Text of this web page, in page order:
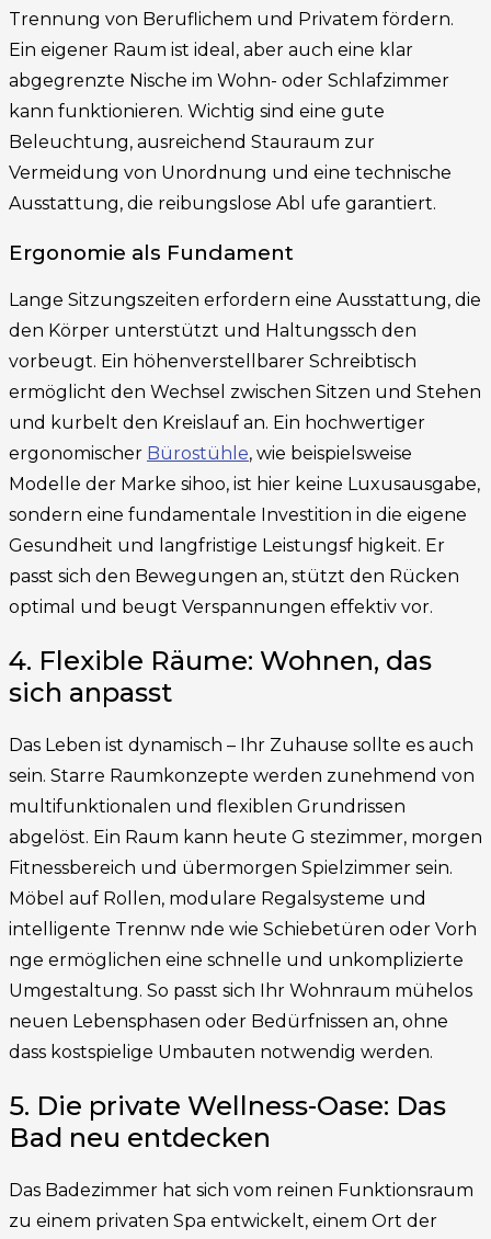
Trennung von Beruflichem und Privatem fördern.
Ein eigener Raum ist ideal, aber auch eine klar
abgegrenzte Nische im Wohn- oder Schlafzimmer
kann funktionieren. Wichtig sind eine gute
Beleuchtung, ausreichend Stauraum zur
Vermeidung von Unordnung und eine technische
Ausstattung, die reibungslose Abl ufe garantiert.
Ergonomie als Fundament
Lange Sitzungszeiten erfordern eine Ausstattung, die
den Körper unterstützt und Haltungssch den
vorbeugt. Ein höhenverstellbarer Schreibtisch
ermöglicht den Wechsel zwischen Sitzen und Stehen
und kurbelt den Kreislauf an. Ein hochwertiger
ergonomischer Bürostühle, wie beispielsweise
Modelle der Marke sihoo, ist hier keine Luxusausgabe,
sondern eine fundamentale Investition in die eigene
Gesundheit und langfristige Leistungsf higkeit. Er
passt sich den Bewegungen an, stützt den Rücken
optimal und beugt Verspannungen effektiv vor.
4. Flexible Räume: Wohnen, das
sich anpasst
Das Leben ist dynamisch – Ihr Zuhause sollte es auch
sein. Starre Raumkonzepte werden zunehmend von
multifunktionalen und flexiblen Grundrissen
abgelöst. Ein Raum kann heute G stezimmer, morgen
Fitnessbereich und übermorgen Spielzimmer sein.
Möbel auf Rollen, modulare Regalsysteme und
intelligente Trennw nde wie Schiebetüren oder Vorh
nge ermöglichen eine schnelle und unkomplizierte
Umgestaltung. So passt sich Ihr Wohnraum mühelos
neuen Lebensphasen oder Bedürfnissen an, ohne
dass kostspielige Umbauten notwendig werden.
5. Die private Wellness-Oase: Das
Bad neu entdecken
Das Badezimmer hat sich vom reinen Funktionsraum
zu einem privaten Spa entwickelt, einem Ort der